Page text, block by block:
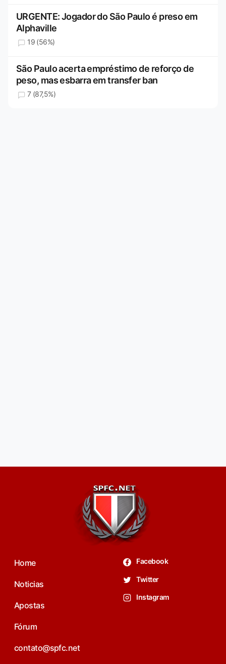
URGENTE: Jogador do São Paulo é preso em
Alphaville
19 (56%)
São Paulo acerta empréstimo de reforço de
peso, mas esbarra em transfer ban
7 (87,5%)
Home
Noticias
Apostas
Fórum
contato@spfc.net
Facebook
Twitter
Instagram